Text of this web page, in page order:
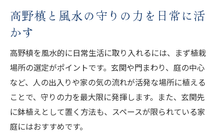
高野槙と風水の守りの力を日常に活
かす
高野槙を風水的に日常生活に取り入れるには、まず植栽
場所の選定がポイントです。玄関や門まわり、庭の中心
など、人の出入りや家の気の流れが活発な場所に植える
ことで、守りの力を最大限に発揮します。また、玄関先
に鉢植えとして置く方法も、スペースが限られている家
庭にはおすすめです。